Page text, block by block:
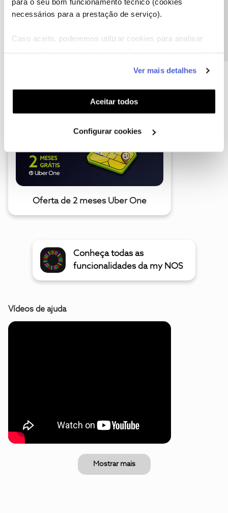
necessários para a prestação de serviço).
Caso aceite, poderemos utilizar cookies para analisar
funcionalidades (cookies de personalização e
funcionalidade) e adaptar anúncios aos seus interesses
(cookies de publicidade personalizada). Pode gerir a
utilização dos cookies clicando em "Configurar
Ver mais detalhes
Aceitar todos
Configurar cookies
Oferta de 2 meses Uber One
Conheça todas as
funcionalidades da my NOS
Vídeos de ajuda
Mostrar mais